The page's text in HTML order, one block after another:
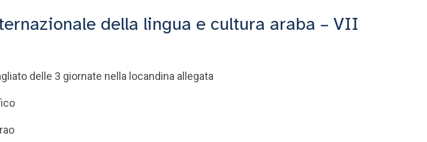
della lingua e cultura araba – VII
delle 3 giornate nella locandina allegata